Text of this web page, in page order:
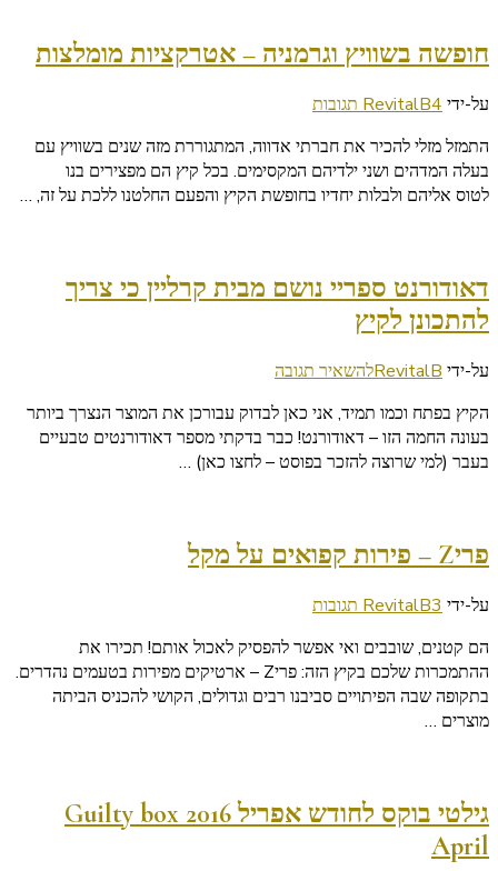
לצרכן
חופשה בשוויץ וגרמניה – אטרקציות מומלצות
על-ידי RevitalB4 תגובות
על
בשוויץ
וגרמניה
–
התמזל מזלי להכיר את חברתי אדווה, המתגוררת מזה שנים בשוויץ עם
בעלה המדהים ושני ילדיהם המקסימים. בכל קיץ הם מפצירים בנו
לטוס אליהם ולבלות יחדיו בחופשת הקיץ והפעם החלטנו ללכת על זה, …
דאודורנט ספריי נושם מבית קרליין כי צריך
להתכונן לקיץ
על-ידי RevitalBלהשאיר תגובהבנושא
ספריי
נושם
מבית
להתכונן
הקיץ בפתח וכמו תמיד, אני כאן לבדוק עבורכן את המוצר הנצרך ביותר
בעונה החמה הזו – דאודורנט! כבר בדקתי מספר דאודורנטים טבעיים
בעבר (למי שרוצה להזכר בפוסט – לחצו כאן) …
פריZ – פירות קפואים על מקל
על-ידי RevitalB3 תגובות
על
–
פירות
קפואים
הם קטנים, שובבים ואי אפשר להפסיק לאכול אותם! תכירו את
ההתמכרות שלכם בקיץ הזה: פריZ – ארטיקים מפירות בטעמים נהדרים.
בתקופה שבה הפיתויים סביבנו רבים וגדולים, הקושי להכניס הביתה
מוצרים …
גילטי בוקס לחודש אפריל 2016 Guilty box
April